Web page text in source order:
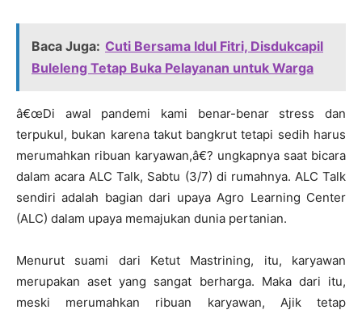
Baca Juga: Cuti Bersama Idul Fitri, Disdukcapil
Buleleng Tetap Buka Pelayanan untuk Warga
â€œDi awal pandemi kami benar-benar stress dan
terpukul, bukan karena takut bangkrut tetapi sedih harus
merumahkan ribuan karyawan,â€? ungkapnya saat bicara
dalam acara ALC Talk, Sabtu (3/7) di rumahnya. ALC Talk
sendiri adalah bagian dari upaya Agro Learning Center
(ALC) dalam upaya memajukan dunia pertanian.
Menurut suami dari Ketut Mastrining, itu, karyawan
merupakan aset yang sangat berharga. Maka dari itu,
meski merumahkan ribuan karyawan, Ajik tetap